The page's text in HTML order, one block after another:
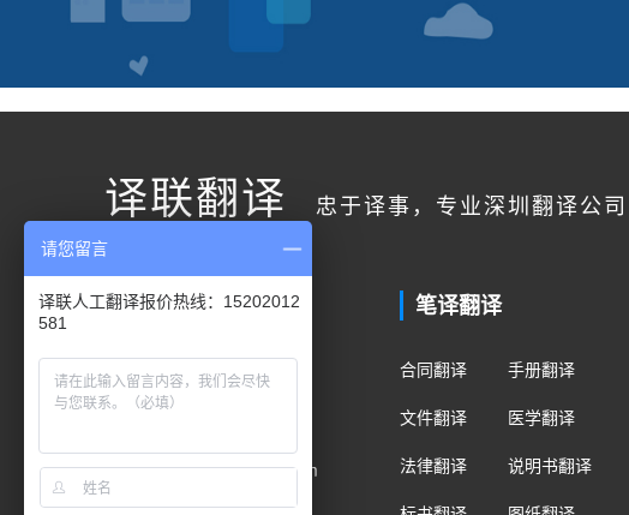
译联翻译 忠于译事，专业深圳翻译公司
联系我们
客户服务
400电话：400-178-1661
Email：fanyi@translian.com
笔译翻译
合同翻译
手册翻译
文件翻译
医学翻译
法律翻译
说明书翻译
请您留言
译联人工翻译报价热线：15202012
581